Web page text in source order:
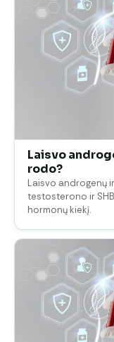
Laisvo
rodo?
Laisvo androgenų
testosterono ir
hormonų kiekį.